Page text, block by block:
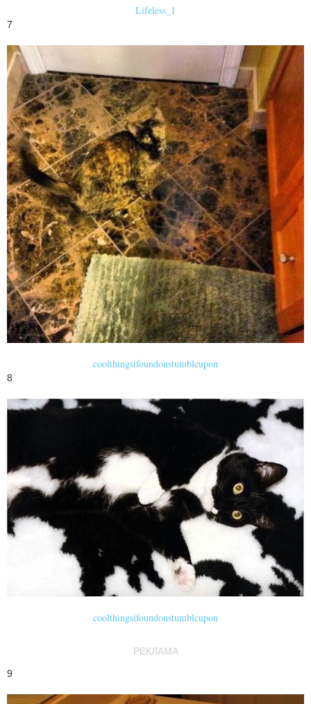
Lifeless_1
7
coolthingsifoundonstumbleupon
8
coolthingsifoundonstumbleupon
РЕКЛАМА
9